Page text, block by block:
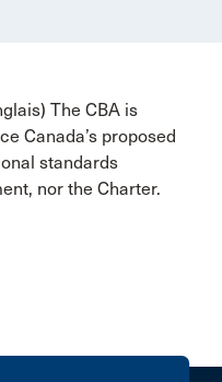
The CBA is
Canada’s proposed
standards
nor the Charter.